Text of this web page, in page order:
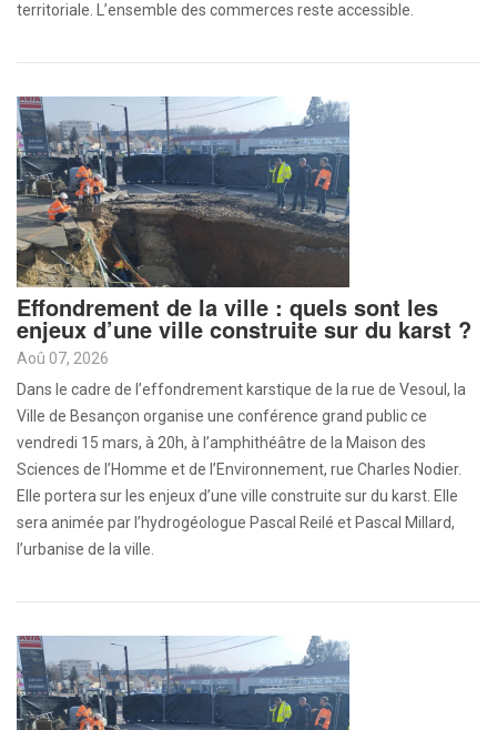
territoriale. L’ensemble des commerces reste accessible.
Effondrement de la ville : quels sont les
enjeux d’une ville construite sur du karst ?
Aoû 07, 2026
Dans le cadre de l’effondrement karstique de la rue de Vesoul, la
Ville de Besançon organise une conférence grand public ce
vendredi 15 mars, à 20h, à l’amphithéâtre de la Maison des
Sciences de l’Homme et de l’Environnement, rue Charles Nodier.
Elle portera sur les enjeux d’une ville construite sur du karst. Elle
sera animée par l’hydrogéologue Pascal Reilé et Pascal Millard,
l’urbanise de la ville.